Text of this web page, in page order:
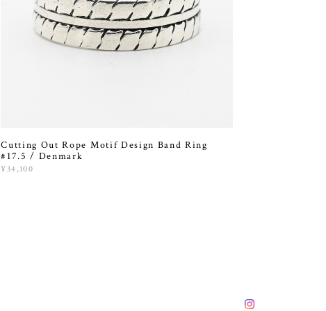
Cutting Out Rope Motif Design Band Ring
#17.5 / Denmark
¥34,100